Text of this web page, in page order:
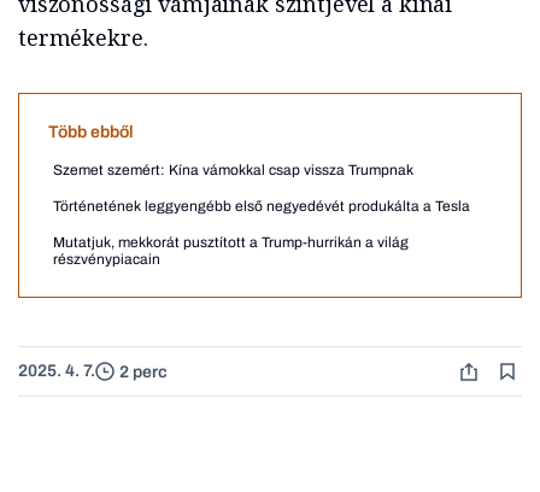
termékekre.
Több ebből
Szemet szemért: Kína vámokkal csap vissza Trumpnak
Történetének leggyengébb első negyedévét produkálta a Tesla
Mutatjuk, mekkorát pusztított a Trump-hurrikán a világ
részvénypiacain
2025. 4. 7. 2 perc